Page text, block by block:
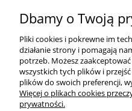
ZDROWA
ZOBACZ TEŻ
OBSERWUJ NAS
Dbamy o Twoją
Pliki cookies i pokrewne im
działanie strony i pomagają
potrzeb. Możesz
wszystkich tych plików i
plików do swoich preferencji,
Więcej o plikach cookies
prywatności.